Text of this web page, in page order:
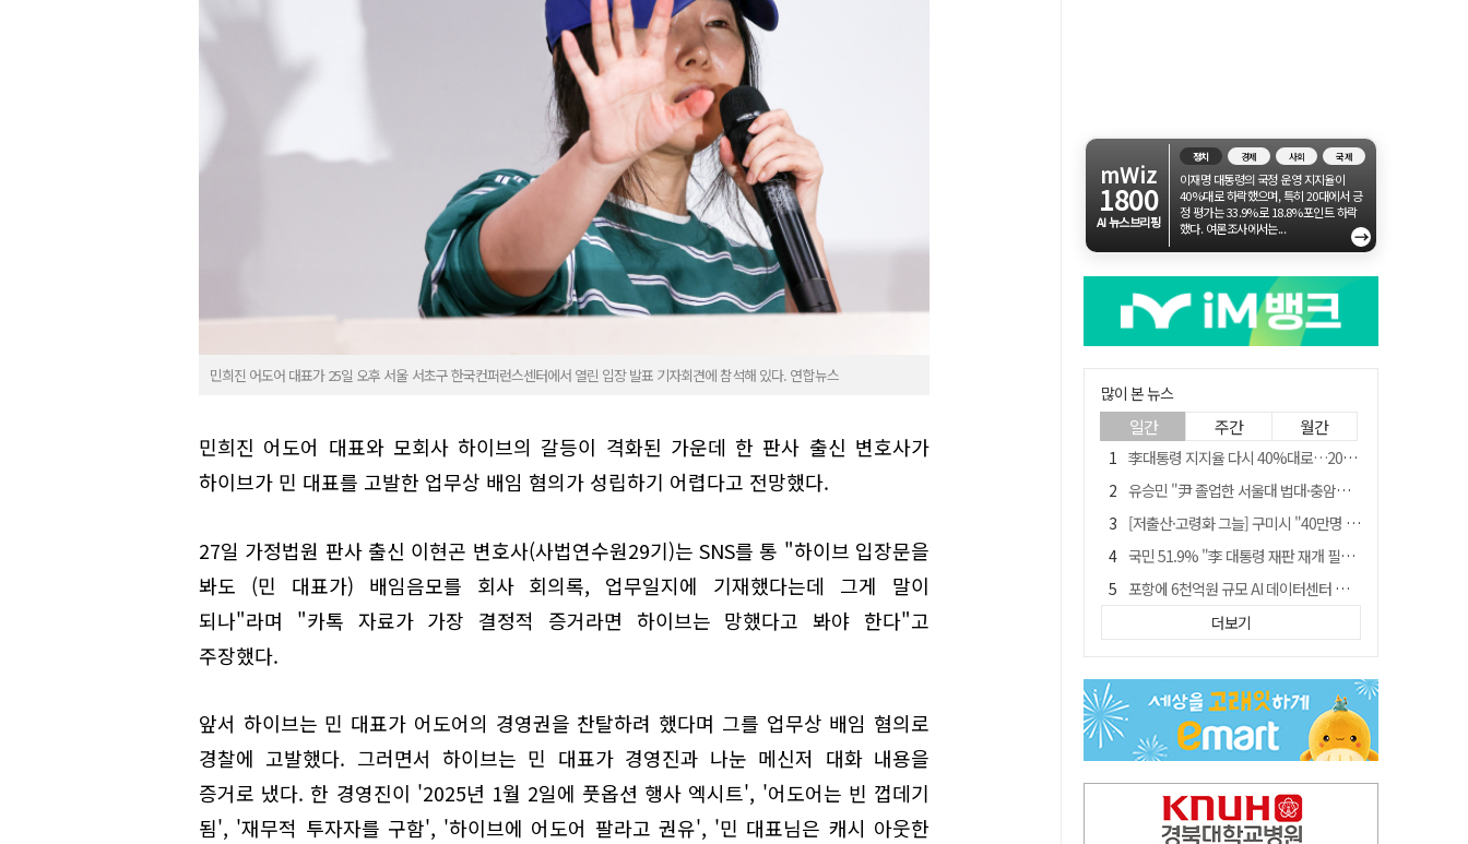
민희진 어도어 대표가 25일 오후 서울 서초구 한국컨퍼런스센터에서 열린 입장 발표 기자회견에 참석해 있다. 연합뉴스
민희진 어도어 대표와 모회사 하이브의 갈등이 격화된 가운데 한 판사 출신 변호사가
하이브가 민 대표를 고발한 업무상 배임 혐의가 성립하기 어렵다고 전망했다.
27일 가정법원 판사 출신 이현곤 변호사(사법연수원29기)는 SNS를 통 "하이브 입장문을
봐도 (민 대표가) 배임음모를 회사 회의록, 업무일지에 기재했다는데 그게 말이
되나"라며 "카톡 자료가 가장 결정적 증거라면 하이브는 망했다고 봐야 한다"고
주장했다.
앞서 하이브는 민 대표가 어도어의 경영권을 찬탈하려 했다며 그를 업무상 배임 혐의로
경찰에 고발했다. 그러면서 하이브는 민 대표가 경영진과 나눈 메신저 대화 내용을
증거로 냈다. 한 경영진이 '2025년 1월 2일에 풋옵션 행사 엑시트', '어도어는 빈 껍데기
됨', '재무적 투자자를 구함', '하이브에 어도어 팔라고 권유', '민 대표님은 캐시 아웃한
mWiz
1800
AI 뉴스브리핑
정치 경제 사회 국제
이재명 대통령의 국정 운영 지지율이
40%대로 하락했으며, 특히 20대에서 긍
정 평가는 33.9%로 18.8%포인트 하락
했다. 여론조사에서는...
→
많이 본 뉴스
일간 주간 월간
李대통령 지지율 다시 40%대로…20대는 18.8%p 급락
유승민 "尹 졸업한 서울대 법대·충암고도 없애야"…李 육사 통합 직격
[저출산·고령화 그늘] 구미시 "40만명 사수" 고령군 "3만명대 회복"
국민 51.9% "李 대통령 재판 재개 필요하다"
포항에 6천억원 규모 AI 데이터센터 들어선다
월 매출 9천만원에도 문 닫는 영양 젖소농장… "일할 사람이 없어"
경찰, 홍명보 선임 의혹 수사…대한축구협회 전격 압수수색
"김용민, 흑백논리로 세상 보는 듯" 검찰 내부서 지탄
'솔리다임 IPO 추진설' SK하이닉스, 주가 9% 급락
더보기